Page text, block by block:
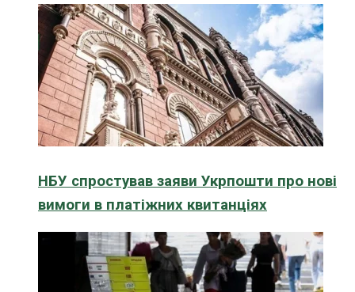
НБУ спростував заяви Укрпошти про нові
вимоги в платіжних квитанціях